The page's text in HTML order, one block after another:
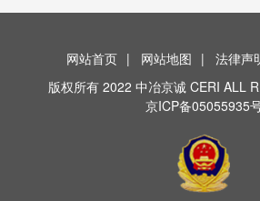
网站首页 | 网站地图 | 法律声
版权所有 2022 中冶京诚 CERI ALL
京ICP备05055935